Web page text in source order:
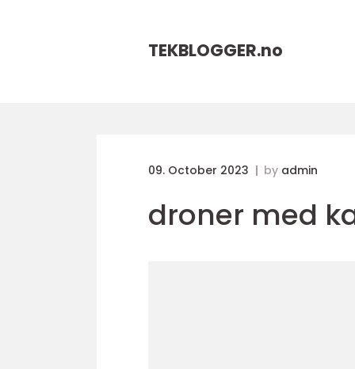
TEKBLOGGER.no
09. October 2023 by admin
droner med